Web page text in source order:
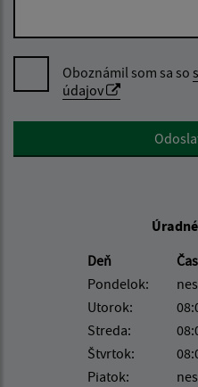
Oboznámil som sa so
údajov
Google reCaptcha Response
Deň
Čas
Pondelok:
Utorok:
Streda:
Štvrtok:
Piatok: